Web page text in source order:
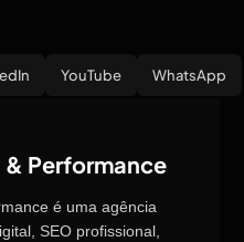
YouTube WhatsApp
Performance
é uma agência
SEO profissional,